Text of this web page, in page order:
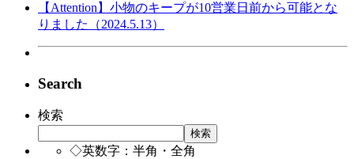
【Attention】小物のキープが10営業日前から可能とな
りました（2024.5.13）
Search
検索
検索
◇英数字：半角・全角